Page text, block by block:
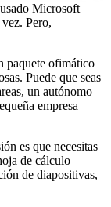
Microsoft
Pero,
paquete ofimático
Puede que seas
un autónomo
empresa
es que necesitas
de cálculo
de diapositivas,